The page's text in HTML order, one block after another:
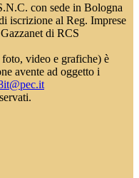
con sede in Bologna
iscrizione al Reg. Imprese
di RCS
video e grafiche) è
avente ad oggetto i